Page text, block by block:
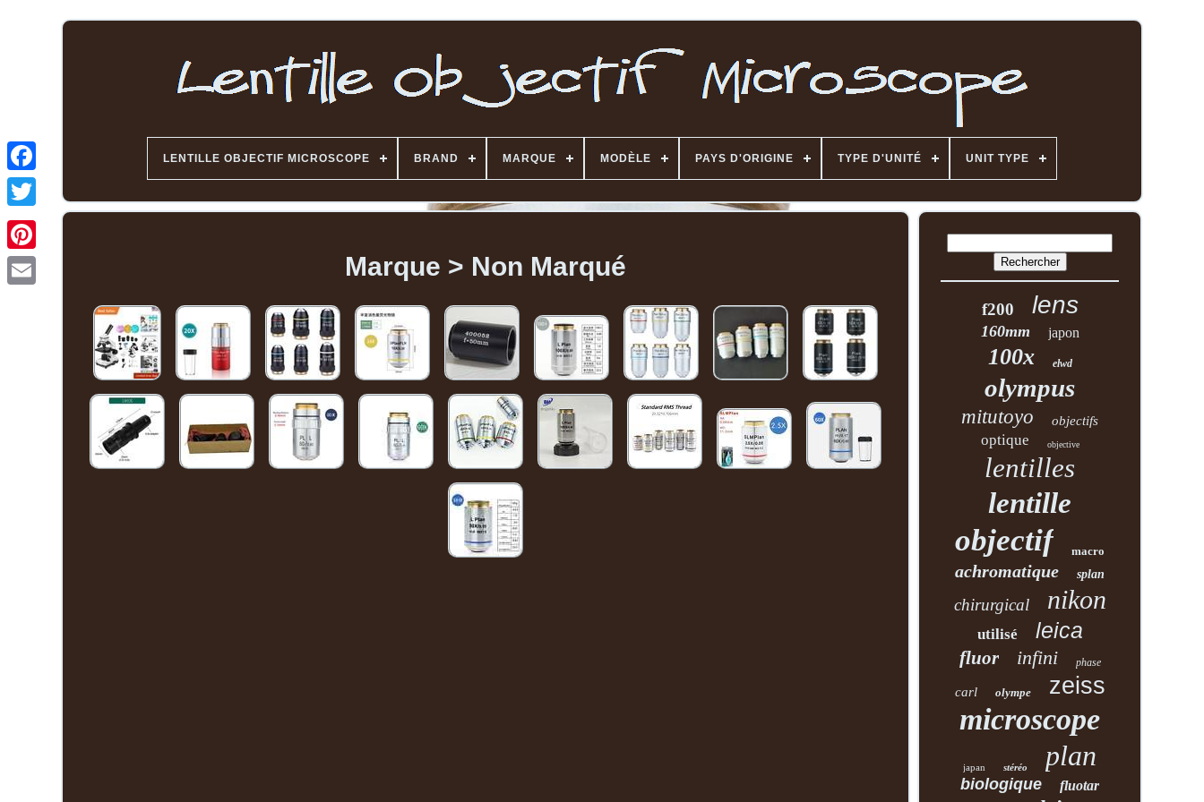
LENTILLE OBJECTIF MICROSCOPE BRAND MARQUE MODÈLE PAYS D'ORIGINE TYPE D'UNITÉ UNIT TYPE
Marque > Non Marqué
f200 lens
160mm japon
100x elwd
olympus
mitutoyo objectifs
optique objective
lentilles
lentille
objectif macro
achromatique splan
chirurgical nikon
utilisé leica
fluor infini phase
carl olympe zeiss
microscope
japan stéréo plan
biologique fluotar